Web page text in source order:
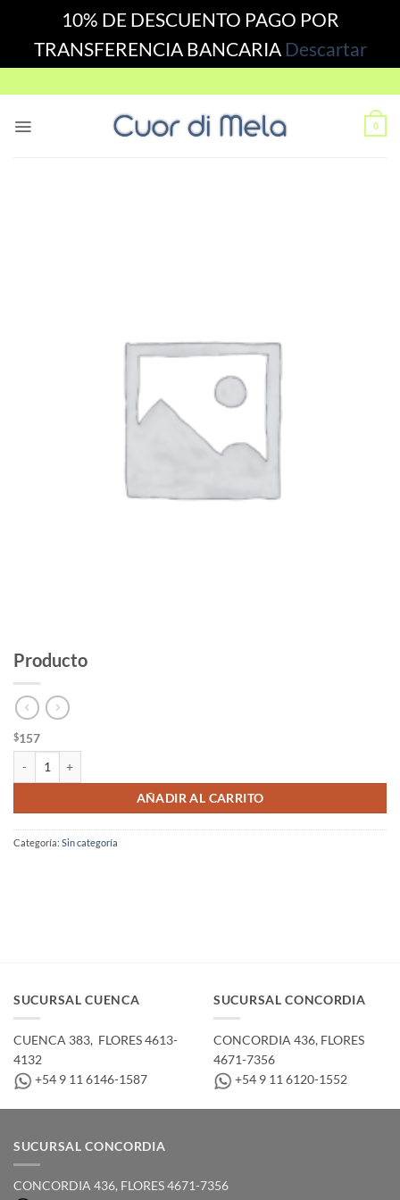
10% DE DESCUENTO PAGO POR
TRANSFERENCIA BANCARIA Descartar
to
0
Producto
$157
AÑADIR AL CARRITO
Categoría: Sin categoría
SUCURSAL CUENCA
CUENCA 383, ­ FLORES 4613-
4132
+54 9 11 6146-1587
SUCURSAL CONCORDIA
CONCORDIA 436,­ FLORES
4671-7356
+54 9 11 6120-1552
SUCURSAL CONCORDIA
CONCORDIA 436,­ FLORES 4671-7356